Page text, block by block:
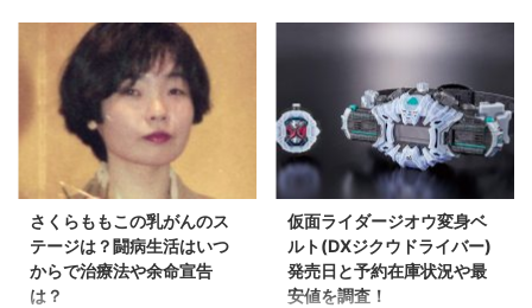
椎木里佳 （しいき り
か） 職業：株式会社
AMF 代表取締役、女子
高生起業家。JKめざまし
プロデューサー、Tokyo
Teens TV企画＆製作＆
出演、サイバーエージェ
ントで「 ...
ま最終回となるようです
ね。 こちらの連載は佳境
に入っており、もうすぐ
完結するところだったよ
うで、ファンからも悲し
みのコメントが寄せられ
ているよ ...
『Kyotaro & Rikuo』っ
てご存知ですか？？ テレ
ビ東京の「車あるんです
けど…」にも出演し、そ
の素直で真摯な音楽や夢
に対する姿勢も大反響な
二人組です。 この二人の
何がヤバいって、まずは
「エグい！！」とネット
上で話題になっているそ
Youtuberさんです。 検
証系の動画が多いようで
すね。 日常の何気ない疑
問から科学実験的な検証
などなど。 iPhoneに入
るアプリ数の限界が本当
に異常だった チャンネル
登録者数は今年の9月に
100万人を突破したよう
さくらももこの乳がんのス
テージは？闘病生活はいつ
からで治療法や余命宣告
は？
仮面ライダージオウ変身ベ
ルト(DXジクウドライバー)
発売日と予約在庫状況や最
安値を調査！